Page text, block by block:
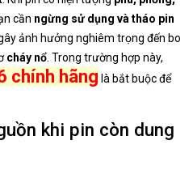
cần ngừng sử dụng và tháo pin
gây ảnh hưởng nghiêm trọng đến bo
cháy nổ . Trong trường hợp này,
chính hãng là bắt buộc để
khi pin còn dung